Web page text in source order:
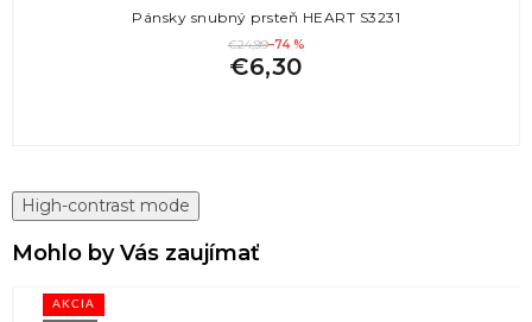
Pánsky snubný prsteň HEART S3231
€24,99–74 %
€6,30
High-contrast mode
Mohlo by Vás zaujímať
AKCIA